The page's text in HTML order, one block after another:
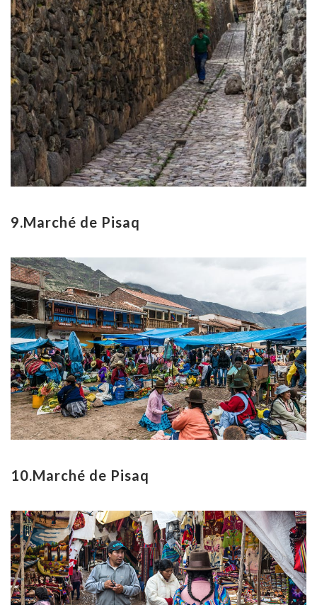
9.Marché de Pisaq
10.Marché de Pisaq